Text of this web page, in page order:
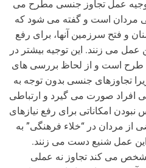
توجیه عمل تجاوز جنسی مطرح می
مردان است و گفته می شود که
و فتح سرزمین آنها، برای رفع
می زنند. این توجیه بیشتر در
طرح است و از لحاظ بررسی های
تجاوزهای جنسی بدون توجه به
صورت می گیرد و ارتباطی
امکاناتی برای رفع نیازهای
از مردان در “خلاء فرهنگی” به
عمل شنیع دست می زنند.
می کند تجاوز نه عملی